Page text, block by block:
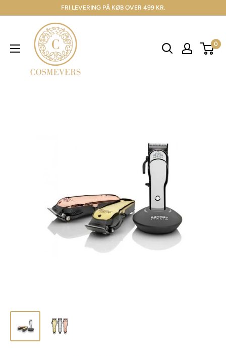
FRI LEVERING PÅ KØB OVER 499 KR.
0